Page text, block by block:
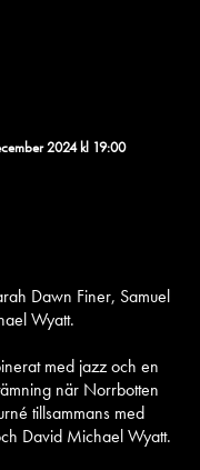
2024 kl 19:00
Dawn Finer, Samuel
Wyatt.
med jazz och en
när Norrbotten
tillsammans med
David Michael Wyatt.